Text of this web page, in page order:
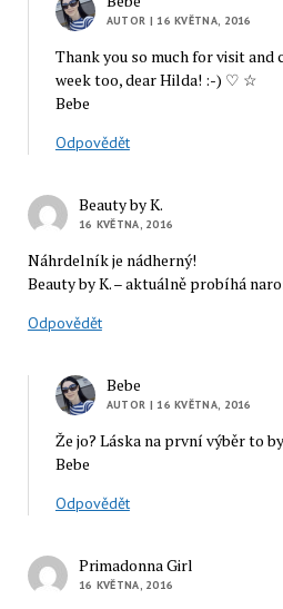
AUTOR | 16 KVĚTNA, 2016
Thank you so much for visit and
week too, dear Hilda! :-) ♡ ☆
Bebe
Odpovědět
Beauty by K.
16 KVĚTNA, 2016
Náhrdelník je nádherný!
Beauty by K. – aktuálně probíhá
Odpovědět
Bebe
AUTOR | 16 KVĚTNA, 2016
Že jo? Láska na první výběr to
Bebe
Odpovědět
Primadonna Girl
16 KVĚTNA, 2016